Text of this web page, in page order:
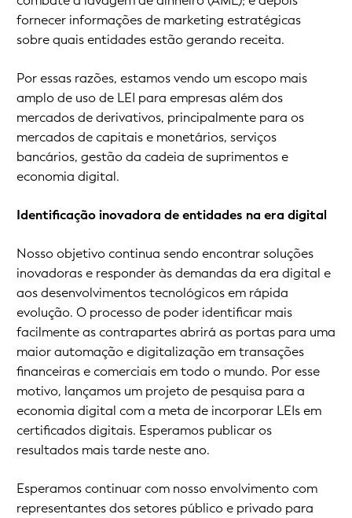
fornecer informações de marketing estratégicas
sobre quais entidades estão gerando receita.
Por essas razões, estamos vendo um escopo mais
amplo de uso de LEI para empresas além dos
mercados de derivativos, principalmente para os
mercados de capitais e monetários, serviços
bancários, gestão da cadeia de suprimentos e
economia digital.
Identificação inovadora de entidades na era digital
Nosso objetivo continua sendo encontrar soluções
inovadoras e responder às demandas da era digital e
aos desenvolvimentos tecnológicos em rápida
evolução. O processo de poder identificar mais
facilmente as contrapartes abrirá as portas para uma
maior automação e digitalização em transações
financeiras e comerciais em todo o mundo. Por esse
motivo, lançamos um projeto de pesquisa para a
economia digital com a meta de incorporar LEIs em
certificados digitais. Esperamos publicar os
resultados mais tarde neste ano.
Esperamos continuar com nosso envolvimento com
representantes dos setores público e privado para